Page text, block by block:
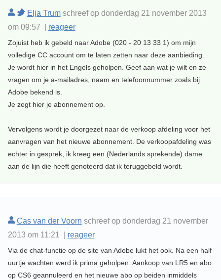
Elja Trumschreef op donderdag 21 november 2013
om 09:57 | reageer
Zojuist heb ik gebeld naar Adobe (020 - 20 13 33 1) om mijn
volledige CC account om te laten zetten naar deze aanbieding.
Je wordt hier in het Engels geholpen. Geef aan wat je wilt en ze
vragen om je a-mailadres, naam en telefoonnummer zoals bij
Adobe bekend is.
Je zegt hier je abonnement op.
Vervolgens wordt je doorgezet naar de verkoop afdeling voor het
aanvragen van het nieuwe abonnement. De verkoopafdeling was
echter in gesprek, ik kreeg een (Nederlands sprekende) dame
aan de lijn die heeft genoteerd dat ik teruggebeld wordt.
Cas van der Voorn schreef op donderdag 21 november
2013 om 11:21 | reageer
Via de chat-functie op de site van Adobe lukt het ook. Na een half
uurtje wachten werd ik prima geholpen. Aankoop van LR5 en abo
op CS6 geannuleerd en het nieuwe abo op beiden inmiddels